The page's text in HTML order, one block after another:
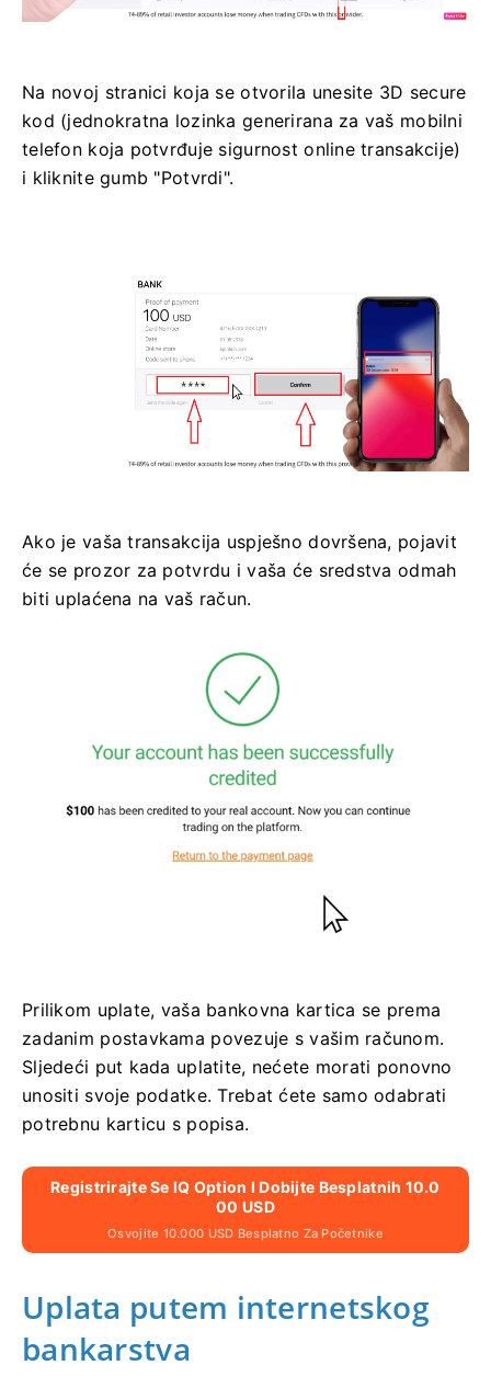
Na novoj stranici koja se otvorila unesite 3D secure
kod (jednokratna lozinka generirana za vaš mobilni
telefon koja potvrđuje sigurnost online transakcije)
i kliknite gumb "Potvrdi".
Ako je vaša transakcija uspješno dovršena, pojavit
će se prozor za potvrdu i vaša će sredstva odmah
biti uplaćena na vaš račun.
Prilikom uplate, vaša bankovna kartica se prema
zadanim postavkama povezuje s vašim računom.
Sljedeći put kada uplatite, nećete morati ponovno
unositi svoje podatke. Trebat ćete samo odabrati
potrebnu karticu s popisa.
Registrirajte Se IQ Option I Dobijte Besplatnih 10.0
00 USD
Osvojite 10.000 USD Besplatno Za Početnike
Uplata putem internetskog
bankarstva